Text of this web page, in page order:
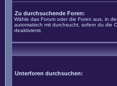
Zu durchsuchende Foren:
Wähle das Forum oder die Foren aus, in
automatisch mit durchsucht, sofern du die
deaktivierst.
Unterforen durchsuchen: